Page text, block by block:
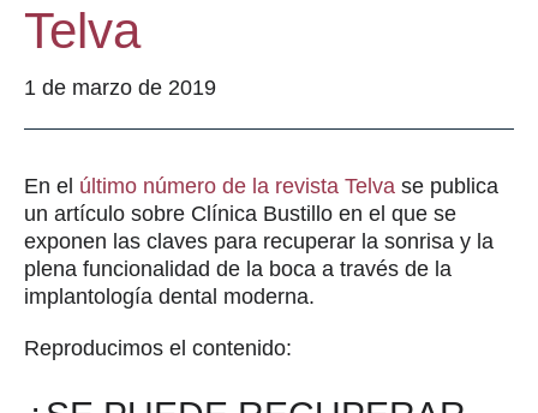
Telva
1 de marzo de 2019
En el último número de la revista Telva se publica
un artículo sobre Clínica Bustillo en el que se
exponen las claves para recuperar la sonrisa y la
plena funcionalidad de la boca a través de la
implantología dental moderna.
Reproducimos el contenido: